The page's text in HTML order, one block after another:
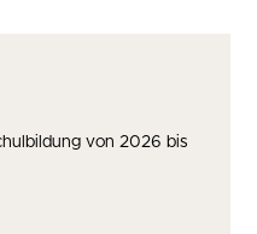
von 2026 bis